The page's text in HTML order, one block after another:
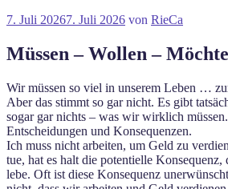
Veröffentlicht
7. Juli 20267. Juli 2026 von RieCa
Müssen – Wollen –
Wir müssen so viel in unserem Leben …
Aber das stimmt so gar nicht. Es gibt
sogar gar nichts – was wir wirklich
Entscheidungen und Konsequenzen.
Ich muss nicht arbeiten, um Geld zu
tue, hat es halt die potentielle Konsequenz,
lebe. Oft ist diese Konsequenz